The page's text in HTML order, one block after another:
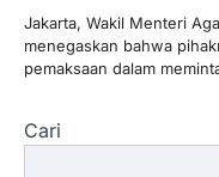
Jakarta, Wakil Menteri
menegaskan bahwa
pemaksaan dalam
Cari